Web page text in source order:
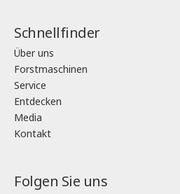
Schnellfinder
Über uns
Forstmaschinen
Service
Entdecken
Media
Kontakt
Folgen Sie uns